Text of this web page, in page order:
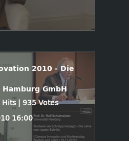
2010 - Die
GmbH
| 935 Votes
16:00